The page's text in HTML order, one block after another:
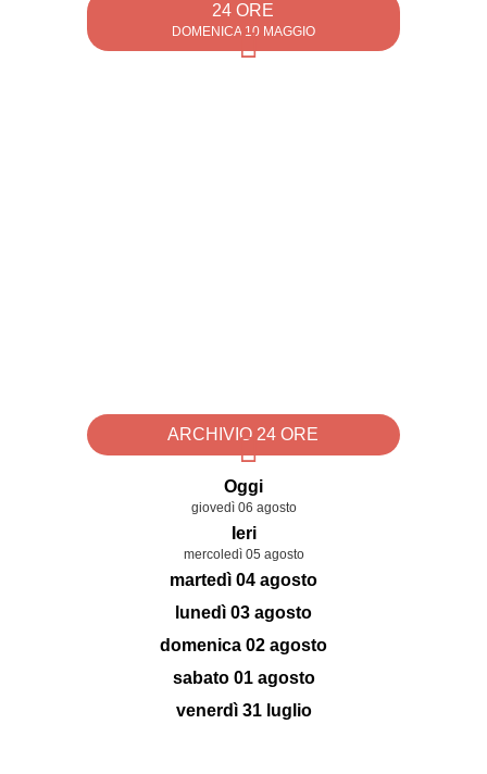
24 ORE
DOMENICA 10 MAGGIO
ARCHIVIO 24 ORE
Oggi
giovedì 06 agosto
Ieri
mercoledì 05 agosto
martedì 04 agosto
lunedì 03 agosto
domenica 02 agosto
sabato 01 agosto
venerdì 31 luglio